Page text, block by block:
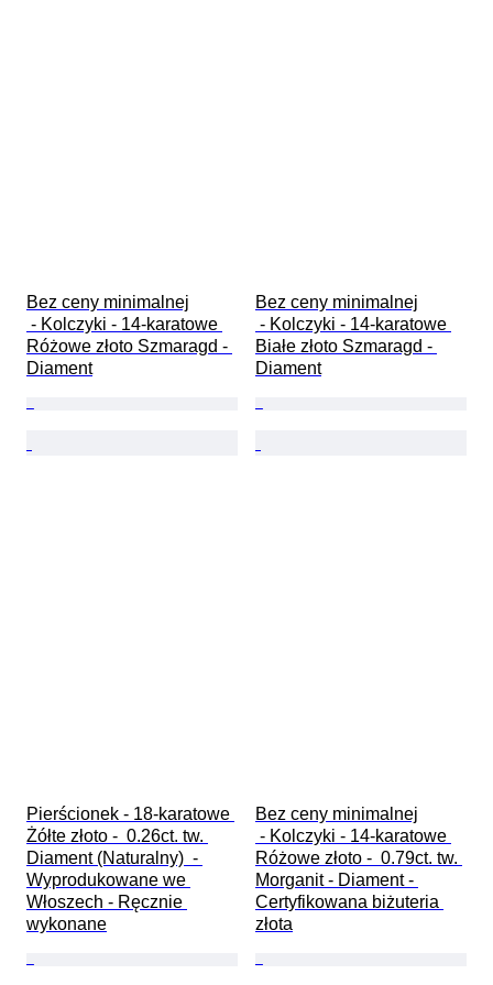
Bez ceny minimalnej
Różowe złoto Szmaragd -
Diament
Bez ceny minimalnej
Białe złoto Szmaragd -
Diament
Pierścionek - 18-karatowe
Żółte złoto -  0.26ct. tw.
Diament (Naturalny)  -
Wyprodukowane we
Włoszech - Ręcznie
wykonane
Bez ceny minimalnej
Różowe złoto -  0.79ct. tw.
Morganit - Diament -
Certyfikowana biżuteria
złota